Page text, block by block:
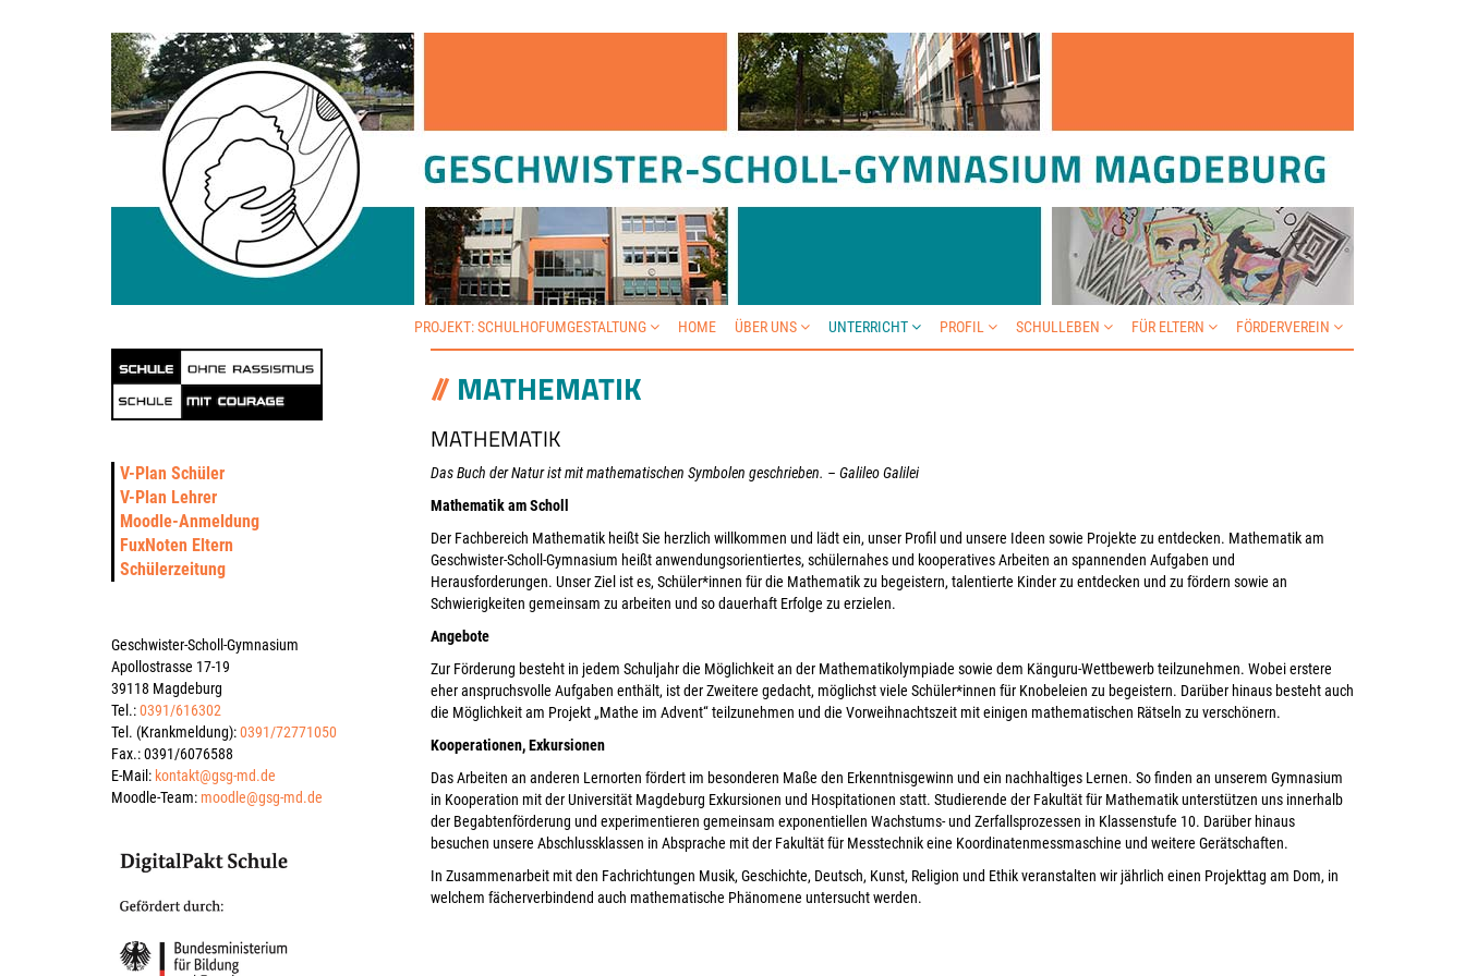
PROJEKT: SCHULHOFUMGESTALTUNG HOME ÜBER UNS UNTERRICHT PROFIL SCHULLEBEN FÜR ELTERN FÖRDERVEREIN
MATHEMATIK
MATHEMATIK
Das Buch der Natur ist mit mathematischen Symbolen geschrieben. – Galileo Galilei
Mathematik am Scholl
Der Fachbereich Mathematik heißt Sie herzlich willkommen und lädt ein, unser Profil und unsere Ideen sowie Projekte zu entdecken. Mathematik am
Geschwister-Scholl-Gymnasium heißt anwendungsorientiertes, schülernahes und kooperatives Arbeiten an spannenden Aufgaben und
Herausforderungen. Unser Ziel ist es, Schüler*innen für die Mathematik zu begeistern, talentierte Kinder zu entdecken und zu fördern sowie an
Schwierigkeiten gemeinsam zu arbeiten und so dauerhaft Erfolge zu erzielen.
Angebote
Zur Förderung besteht in jedem Schuljahr die Möglichkeit an der Mathematikolympiade sowie dem Känguru-Wettbewerb teilzunehmen. Wobei erstere
eher anspruchsvolle Aufgaben enthält, ist der Zweitere gedacht, möglichst viele Schüler*innen für Knobeleien zu begeistern. Darüber hinaus besteht auch
die Möglichkeit am Projekt „Mathe im Advent“ teilzunehmen und die Vorweihnachtszeit mit einigen mathematischen Rätseln zu verschönern.
Kooperationen, Exkursionen
Das Arbeiten an anderen Lernorten fördert im besonderen Maße den Erkenntnisgewinn und ein nachhaltiges Lernen. So finden an unserem Gymnasium
in Kooperation mit der Universität Magdeburg Exkursionen und Hospitationen statt. Studierende der Fakultät für Mathematik unterstützen uns innerhalb
der Begabtenförderung und experimentieren gemeinsam exponentiellen Wachstums- und Zerfallsprozessen in Klassenstufe 10. Darüber hinaus
besuchen unsere Abschlussklassen in Absprache mit der Fakultät für Messtechnik eine Koordinatenmessmaschine und weitere Gerätschaften.
In Zusammenarbeit mit den Fachrichtungen Musik, Geschichte, Deutsch, Kunst, Religion und Ethik veranstalten wir jährlich einen Projekttag am Dom, in
welchem fächerverbindend auch mathematische Phänomene untersucht werden.
V-Plan Schüler
V-Plan Lehrer
Moodle-Anmeldung
FuxNoten Eltern
Schülerzeitung
Geschwister-Scholl-Gymnasium
Apollostrasse 17-19
39118 Magdeburg
Tel.:0391/616302
Tel. (Krankmeldung):0391/72771050
Fax.: 0391/6076588
E-Mail: kontakt@gsg-md.de
Moodle-Team: moodle@gsg-md.de